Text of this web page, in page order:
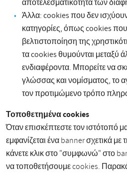
αποτελεσματικότητα των
Άλλα: cookies που δεν
κατηγορίες, όπως cookies
βελτιστοποίηση της
τα cookies θυμούνται μεταξύ
ενδιαφέροντα. Μπορείτε να
γλώσσας και νομίσματος, το
τον προτιμώμενο τρόπο
Τοποθετημένα cookies
Όταν επισκέπτεστε τον ιστότοπό
εμφανίζεται ένα banner σχετικά
κάνετε κλικ στο "συμφωνώ" στο
να τοποθετήσουμε cookies.